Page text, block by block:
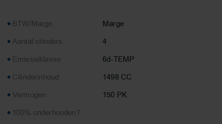
BTW/Marge
Marge
Aantal cilinders
4
Emissieklasse
6d-TEMP
Cilinderinhoud
1498 CC
Vermogen
150 PK
100% onderhouden?